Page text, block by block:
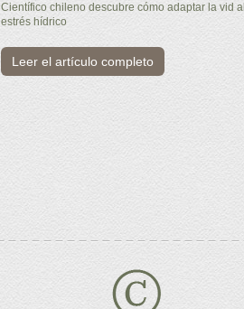
Científico chileno descubre cómo adaptar la vid al
estrés hídrico
Leer el artículo completo